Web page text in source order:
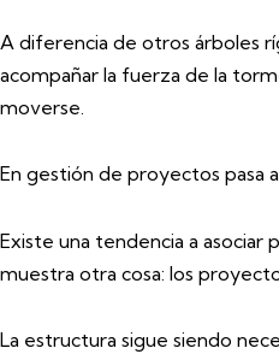
A diferencia de otros árboles
acompañar la fuerza de la
moverse.
En gestión de proyectos pasa
Existe una tendencia a
muestra otra cosa: los
La estructura sigue siendo